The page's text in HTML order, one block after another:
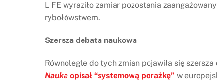
LIFE wyraziło zamiar pozostania
rybołówstwem.
Szersza debata naukowa
Równolegle do tych zmian pojawiła się
Nauka opisał “systemową porażkę” w